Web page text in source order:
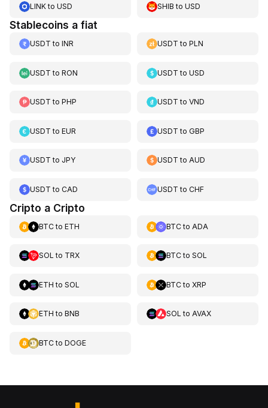
LINKto USD SHIB toUSD
Stablecoins a fiat
USDT to INR USDT toPLN
USDT to RON USDT toUSD
USDT to PHP USDT toVND
USDT to EUR USDT toGBP
USDT to JPY USDT toAUD
USDT to CAD USDT toCHF
Cripto a Cripto
BTCto ETH BTCto ADA
SOL to TRX BTCto SOL
ETH to SOL BTCto XRP
ETH to BNB SOL to AVAX
BTCto DOGE